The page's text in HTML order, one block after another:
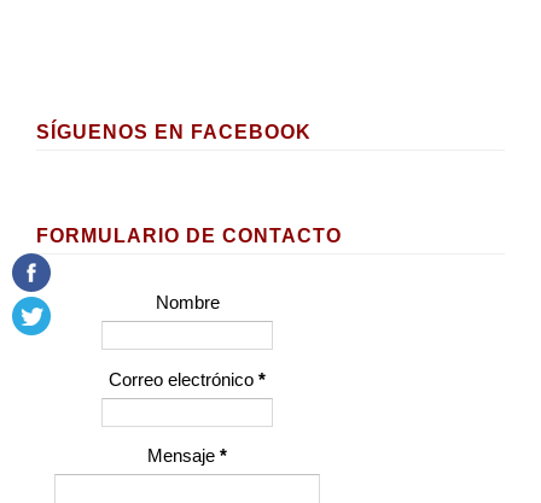
SÍGUENOS EN FACEBOOK
FORMULARIO DE CONTACTO
Nombre
Correo electrónico *
Mensaje *